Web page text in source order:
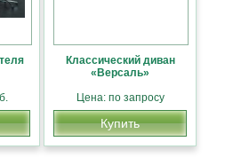
Классический диван
«Версаль»
Цена: по запросу
Купить